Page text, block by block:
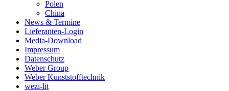
Polen
China
News & Termine
Lieferanten-Login
Media-Download
Impressum
Datenschutz
Weber Group
Weber Kunststofftechnik
wezi-lit